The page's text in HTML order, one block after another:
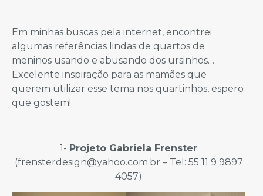
Em minhas buscas pela internet, encontrei
algumas referências lindas de quartos de
meninos usando e abusando dos ursinhos…
Excelente inspiração para as mamães que
querem utilizar esse tema nos quartinhos, espero
que gostem!
1- Projeto Gabriela Frenster
(frensterdesign@yahoo.com.br – Tel: 55 11 9 9897
4057)